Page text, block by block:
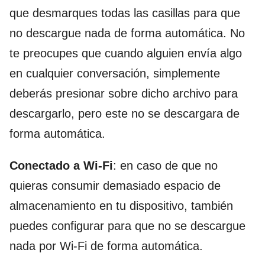
que desmarques todas las casillas para que
no descargue nada de forma automática. No
te preocupes que cuando alguien envía algo
en cualquier conversación, simplemente
deberás presionar sobre dicho archivo para
descargarlo, pero este no se descargara de
forma automática.
Conectado a Wi-Fi: en caso de que no
quieras consumir demasiado espacio de
almacenamiento en tu dispositivo, también
puedes configurar para que no se descargue
nada por Wi-Fi de forma automática.